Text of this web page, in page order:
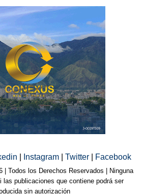
Instagram Twitter Facebook
Todos los Derechos Reservados | Ninguna
las publicaciones que contiene podrá ser
sin autorización